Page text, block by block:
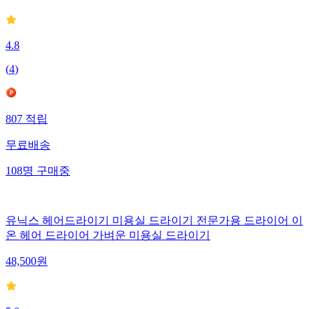
4.8
(4)
807적립
무료배송
108명구매중
유닉스 헤어드라이기 미용실 드라이기 전문가용 드라이어 이
온 헤어 드라이어 가벼운 미용실 드라이기
48,500원